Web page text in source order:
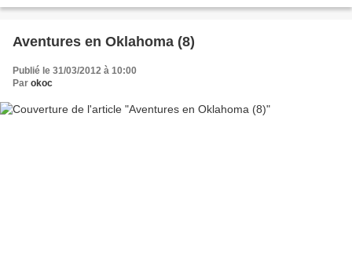
Aventures en Oklahoma (8)
Publié le 31/03/2012 à 10:00
Par okoc